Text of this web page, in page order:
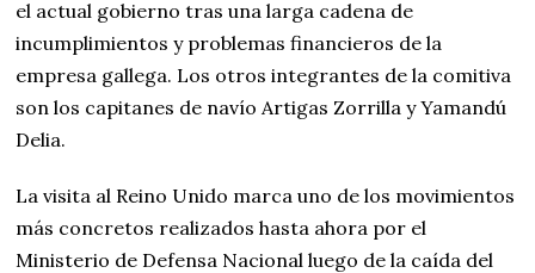
el actual gobierno tras una larga cadena de
incumplimientos y problemas financieros de la
empresa gallega. Los otros integrantes de la comitiva
son los capitanes de navío Artigas Zorrilla y Yamandú
Delia.
La visita al Reino Unido marca uno de los movimientos
más concretos realizados hasta ahora por el
Ministerio de Defensa Nacional luego de la caída del